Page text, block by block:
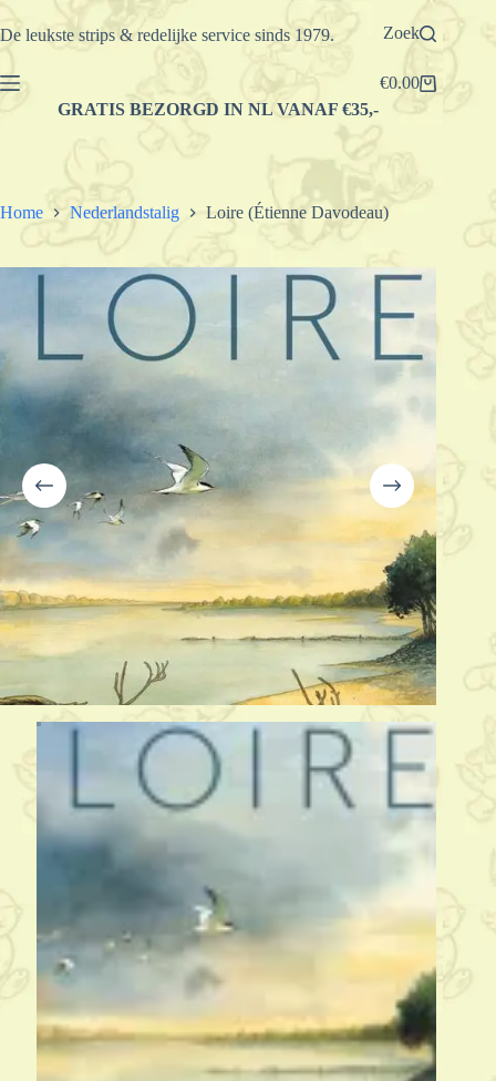
Ga
naar
De leukste strips & redelijke service sinds 1979. Zoek
Winkelwagen
€0.00
GRATIS BEZORGD IN NL VANAF €35,-
Home Nederlandstalig Loire (Étienne Davodeau)